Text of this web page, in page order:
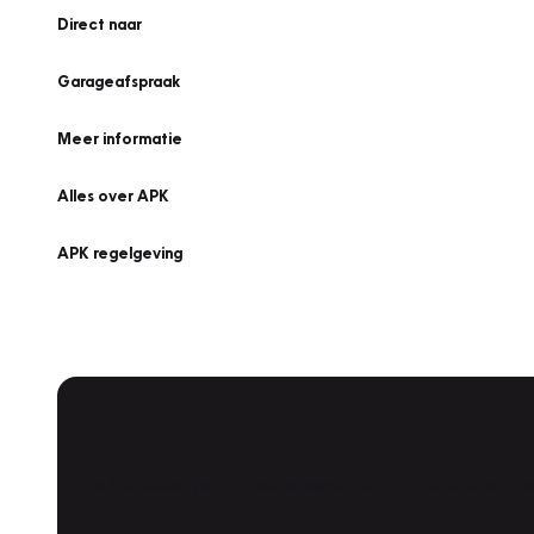
Direct naar
Garageafspraak
Meer informatie
Alles over APK
APK regelgeving